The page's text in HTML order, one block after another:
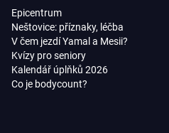
Epicentrum
Neštovice: příznaky, léčba
V čem jezdí Yamal a Mesii?
Kvízy pro seniory
Kalendář úplňků 2026
Co je bodycount?